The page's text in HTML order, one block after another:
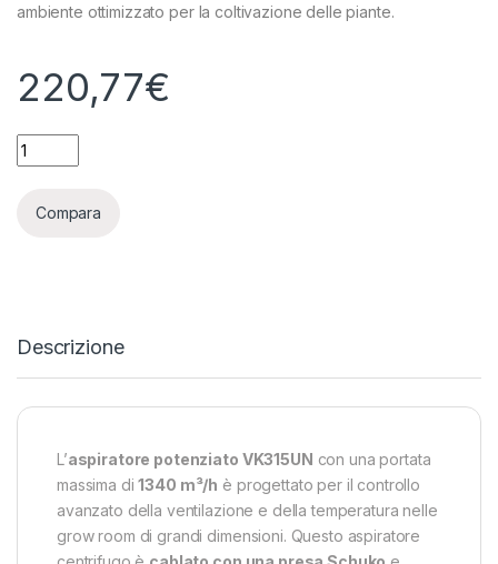
ambiente ottimizzato per la coltivazione delle piante.
220,77€
VENTS - VKUN 315 - ASPIRATORE 1340 M³/H - 50 DBA
Compara
Descrizione
L’aspiratore potenziato VK315UN con una portata
massima di1340 m³/h è progettato per il controllo
avanzato della ventilazione e della temperatura nelle
grow room di grandi dimensioni. Questo aspiratore